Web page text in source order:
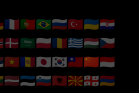
🇫🇷🇵🇹🇧🇷🇷🇺🇹🇷🇺🇦🇭🇷
🇩🇰🇸🇦🇵🇱🇷🇴🇬🇷🇭🇺🇨🇿
🇻🇳🇦🇩🇯🇵🇰🇷🇹🇼🇨🇳🇮🇩
🇱🇻🇪🇪🇸🇮🇦🇱🇲🇰🇬🇪🇦🇲